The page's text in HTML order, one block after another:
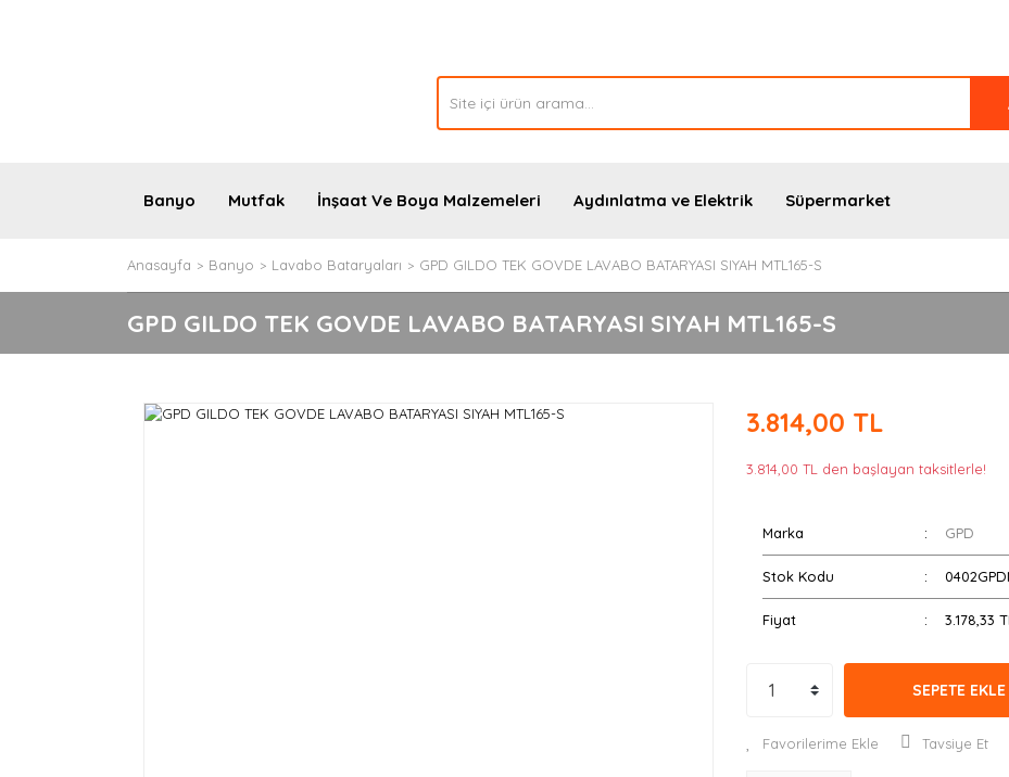
Banyo Mutfak İnşaat Ve Boya Malzemeleri Aydınlatma ve Elektrik Süpermarket
Anasayfa Banyo Lavabo Bataryaları GPD GILDO TEK GOVDE LAVABO BATARYASI SIYAH MTL165-S
GPD GILDO TEK GOVDE LAVABO BATARYASI SIYAH MTL165-S
3.814,00 TL
3.814,00 TL den başlayan taksitlerle!
Marka GPD
Stok Kodu
Fiyat 3.178,33
SEPETE EKLE
Tavsiye Et